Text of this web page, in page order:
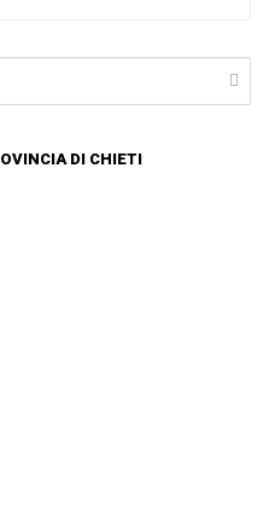
DI CHIETI